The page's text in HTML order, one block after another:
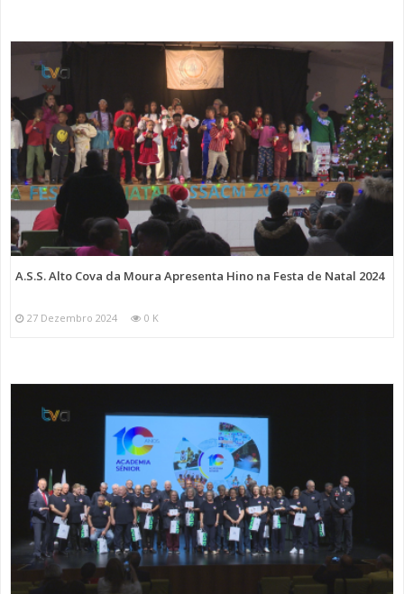
A.S.S. Alto Cova da Moura Apresenta Hino na Festa de Natal 2024
27 Dezembro 2024 0 K